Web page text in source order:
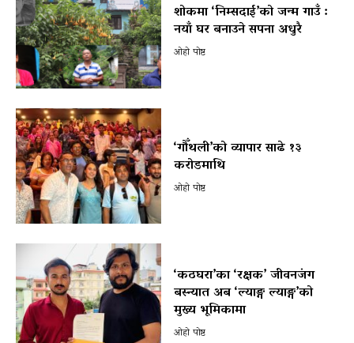
शोकमा ‘निम्सदाई’को जन्म गाउँ :
नयाँ घर बनाउने सपना अधुरै
ओहो पोष्ट
‘गौँथली’को व्यापार साढे १३
करोडमाथि
ओहो पोष्ट
‘कठघरा’का ‘रक्षक’ जीवनजंग
बस्न्यात अब ‘ल्याङ्ग ल्याङ्ग’को
मुख्य भूमिकामा
ओहो पोष्ट